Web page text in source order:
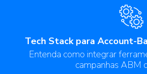
Tech Stack para Account-
Entenda como integrar
campanhas ABM